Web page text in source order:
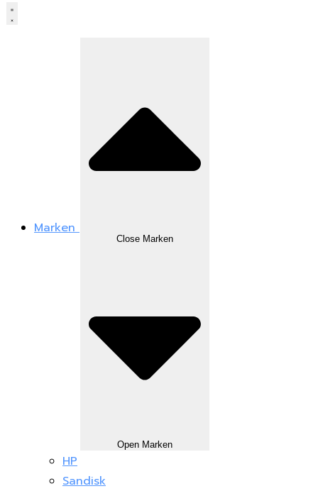
Marken
Close Marken
Open Marken
HP
Sandisk